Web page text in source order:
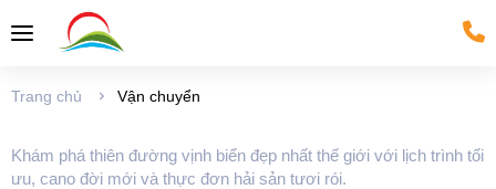
Trang chủ Vận chuyển
Khám phá thiên đường vịnh biển đẹp nhất thế giới với lịch trình tối
ưu, cano đời mới và thực đơn hải sản tươi rói.